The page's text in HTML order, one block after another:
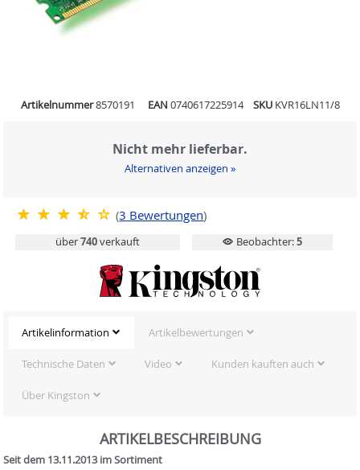
Artikelnummer8570191 EAN 0740617225914 SKU KVR16LN11/8
Nicht mehr lieferbar.
Alternativen anzeigen »
(3 Bewertungen)
über740verkauft Beobachter:5
Artikelinformation Artikelbewertungen
Technische Daten Video Kunden kauften auch
Über Kingston
ARTIKELBESCHREIBUNG
Seit dem 13.11.2013 im Sortiment